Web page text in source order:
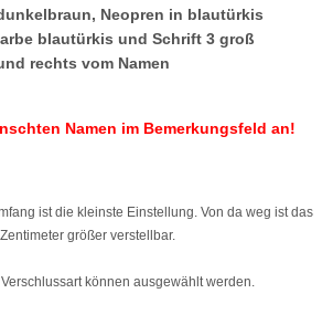
Neopren in blautürkis
blautürkis und Schrift 3 groß
rechts vom Namen
Namen im Bemerkungsfeld an!
ist die kleinste Einstellung. Von da weg ist das
größer verstellbar.
können ausgewählt werden.